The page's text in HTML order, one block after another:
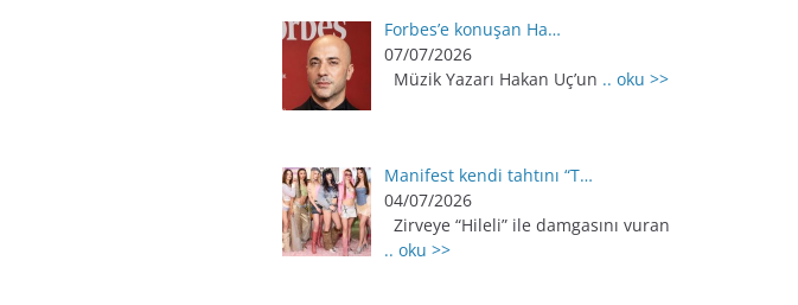
Forbes’e konuşan Ha…
07/07/2026
Müzik Yazarı Hakan Uç’un .. oku >>
Manifest kendi tahtını “T…
04/07/2026
Zirveye “Hileli” ile damgasını vuran
.. oku >>